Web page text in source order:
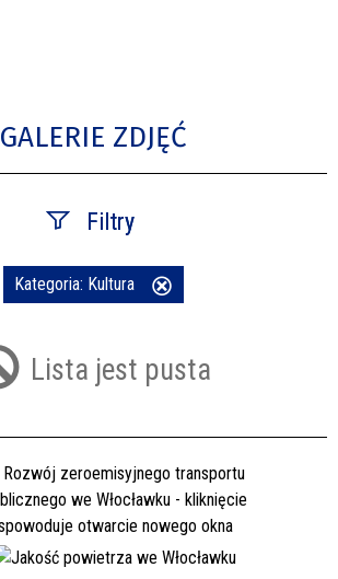
GALERIE ZDJĘĆ
Filtry
Fraza
Kategoria
—
Kategoria: Kultura
Lista jest pusta